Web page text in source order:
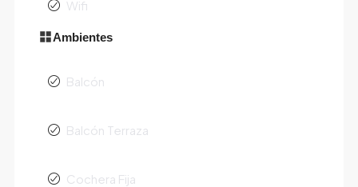
Wifi
Ambientes
Balcón
Balcón Terraza
Cochera Fija